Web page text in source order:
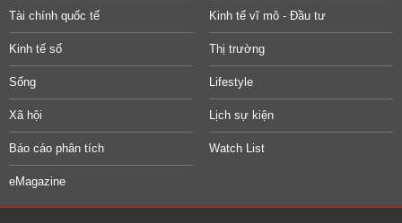
Tài chính quốc tế Kinh tế vĩ mô - Đầu tư
Kinh tế số Thị trường
Sống Lifestyle
Xã hội Lịch sự kiện
Báo cáo phân tích Watch List
eMagazine